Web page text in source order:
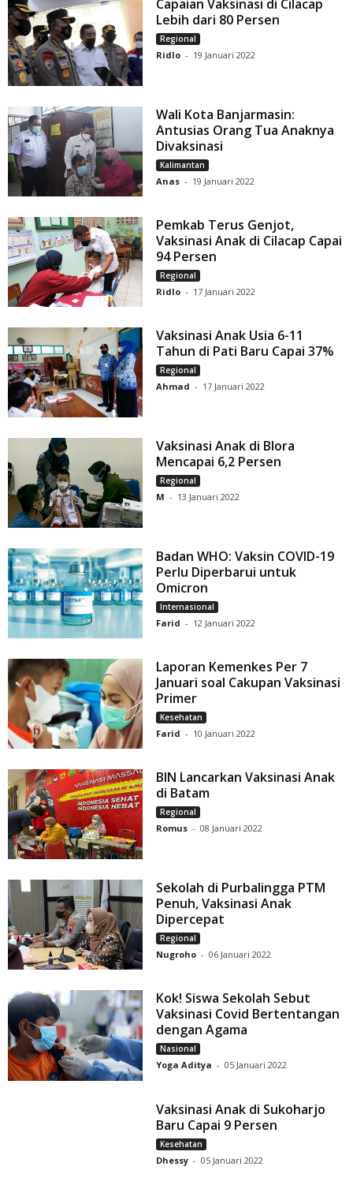
Capaian Vaksinasi di Cilacap
Lebih dari 80 Persen
Regional
Ridlo - 19 Januari 2022
Wali Kota Banjarmasin:
Antusias Orang Tua Anaknya
Divaksinasi
Kalimantan
Anas - 19 Januari 2022
Pemkab Terus Genjot,
Vaksinasi Anak di Cilacap Capai
94 Persen
Regional
Ridlo - 17 Januari 2022
Vaksinasi Anak Usia 6-11
Tahun di Pati Baru Capai 37%
Regional
Ahmad - 17 Januari 2022
Vaksinasi Anak di Blora
Mencapai 6,2 Persen
Regional
M - 13 Januari 2022
Badan WHO: Vaksin COVID-19
Perlu Diperbarui untuk
Omicron
Internasional
Farid - 12 Januari 2022
Laporan Kemenkes Per 7
Januari soal Cakupan Vaksinasi
Primer
Kesehatan
Farid - 10 Januari 2022
BIN Lancarkan Vaksinasi Anak
di Batam
Regional
Romus - 08 Januari 2022
Sekolah di Purbalingga PTM
Penuh, Vaksinasi Anak
Dipercepat
Regional
Nugroho - 06 Januari 2022
Kok! Siswa Sekolah Sebut
Vaksinasi Covid Bertentangan
dengan Agama
Nasional
Yoga Aditya - 05 Januari 2022
Vaksinasi Anak di Sukoharjo
Baru Capai 9 Persen
Kesehatan
Dhessy - 05 Januari 2022